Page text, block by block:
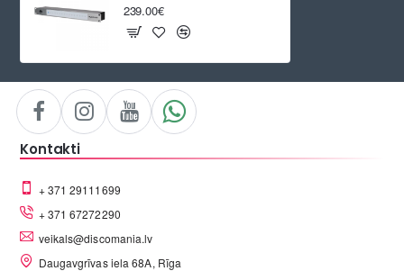
239.00€
Kontakti
+ 371 29111699
+ 371 67272290
veikals@discomania.lv
Daugavgrīvas iela 68A, Rīga